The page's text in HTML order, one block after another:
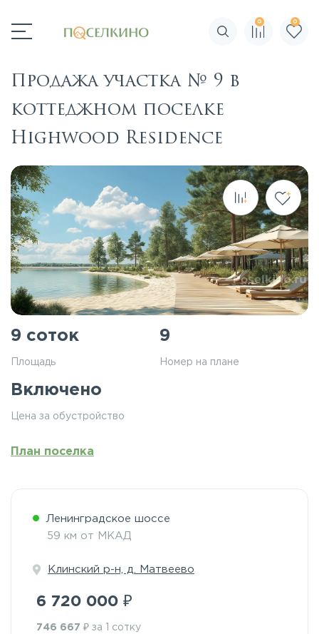
Поиск по сайту
0 0
Продажа участка № 9 в
коттеджном поселке
Highwood Residence
9 соток
Площадь
9
Номер на плане
Включено
Цена за обустройство
План поселка
Ленинградское шоссе
59 км от МКАД
Клинский р-н, д. Матвеево
6 720 000 ₽
746 667 ₽ за 1 сотку